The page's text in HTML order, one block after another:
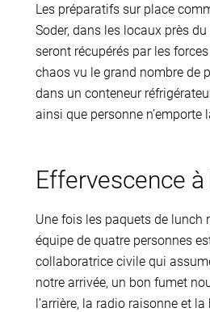
Les préparatifs sur place
Soder, dans les locaux près
seront récupérés par les
chaos vu le grand nombre de
dans un conteneur
ainsi que personne
Effervescence
Une fois les paquets de lunch
équipe de quatre personnes
collaboratrice civile qui
notre arrivée, un bon fumet
l’arrière, la radio raisonne et